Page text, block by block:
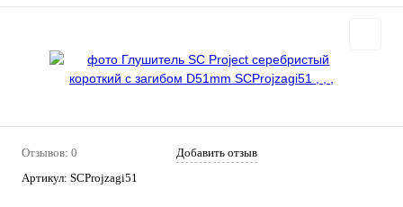
Отзывов: 0
Добавить отзыв
Артикул: SCProjzagi51